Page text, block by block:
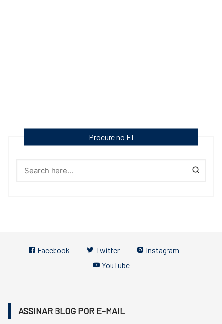
Procure no EI
Facebook Twitter
Instagram
YouTube
ASSINAR BLOG POR E-MAIL